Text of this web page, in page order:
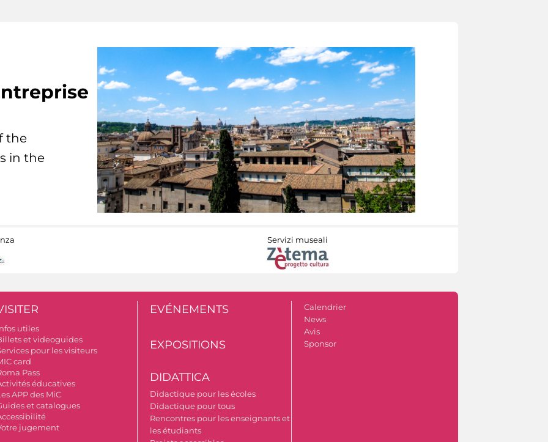
the
in the
Servizi museali
utiles
et videoguides
pour les visiteurs
card
Pass
éducatives
APP des MiC
et catalogues
jugement
EVÉNEMENTS
EXPOSITIONS
DIDATTICA
Didactique pour les écoles
Didactique pour tous
Rencontres pour les enseignants et
les étudiants
Calendrier
News
Avis
Sponsor